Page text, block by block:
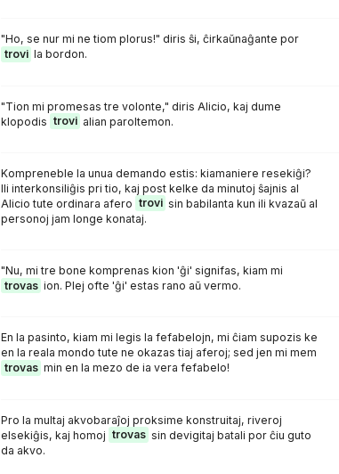
"Ho, se nur mi ne tiom plorus!" diris ŝi, ĉirkaŭnaĝante por
trovi la bordon.
"Tion mi promesas tre volonte," diris Alicio, kaj dume
klopodis trovi alian paroltemon.
Kompreneble la unua demando estis: kiamaniere resekiĝi?
Ili interkonsiliĝis pri tio, kaj post kelke da minutoj ŝajnis al
Alicio tute ordinara afero trovi sin babilanta kun ili kvazaŭ al
personoj jam longe konataj.
"Nu, mi tre bone komprenas kion 'ĝi' signifas, kiam mi
trovas ion. Plej ofte 'ĝi' estas rano aŭ vermo.
En la pasinto, kiam mi legis la fefabelojn, mi ĉiam supozis ke
en la reala mondo tute ne okazas tiaj aferoj; sed jen mi mem
trovas min en la mezo de ia vera fefabelo!
Pro la multaj akvobaraĵoj proksime konstruitaj, riveroj
elsekiĝis, kaj homoj trovas sin devigitaj batali por ĉiu guto
da akvo.